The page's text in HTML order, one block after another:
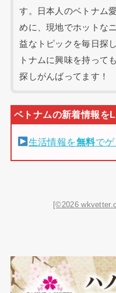
す。日本人のベトナム
めに、現地でホットな
益なトピックを毎日探
トナムに興味を持って
探しがんばってます！
生活情報を無料で
[©2026